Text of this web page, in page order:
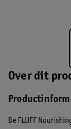
Over dit
De FLUFF